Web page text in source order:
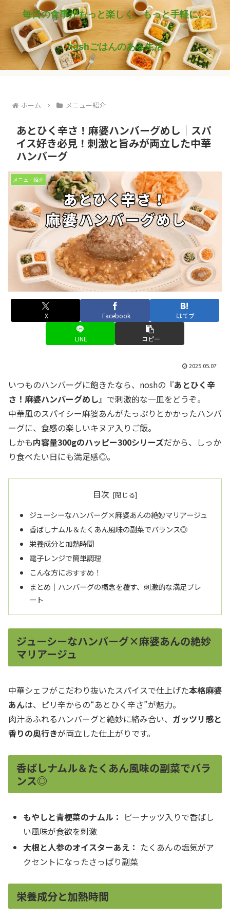
毎日の食事がもっと楽しく、もっと手軽に。
noshごはんのある生活
ホーム メニュー紹介
あとひく辛さ！麻婆ハンバーグめし｜スパ
イス好き必見！刺激と旨みが両立した中華
ハンバーグ
メニュー紹介
X Facebook はてブ
LINE コピー
2025.05.07
いつものハンバーグに飽きたなら、noshの『あとひく辛
さ！麻婆ハンバーグめし』で刺激的な一皿をどうぞ。
中華風のスパイシー麻婆あんがたっぷりとかかったハンバ
ーグに、食感の楽しいキヌア入りご飯。
しかも内容量300gのハッピー300シリーズだから、しっか
り食べたい日にも満足感◎。
目次
ジューシーなハンバーグ×麻婆あんの絶妙マリアージュ
香ばしナムル＆たくあん風味の副菜でバランス◎
栄養成分と加熱時間
電子レンジで簡単調理
こんな方におすすめ！
まとめ｜ハンバーグの概念を覆す、刺激的な満足プレ
ート
ジューシーなハンバーグ×麻婆あんの絶妙
マリアージュ
中華シェフがこだわり抜いたスパイスで仕上げた本格麻婆
あんは、ピリ辛からの“あとひく辛さ”が魅力。
肉汁あふれるハンバーグと絶妙に絡み合い、 ガッツリ感と
香りの奥行きが両立した仕上がりです。
香ばしナムル＆たくあん風味の副菜でバラ
ンス◎
もやしと青梗菜のナムル： ピーナッツ入りで香ばし
い風味が食欲を刺激
大根と人参のオイスターあえ： たくあんの塩気がア
クセントになったさっぱり副菜
栄養成分と加熱時間